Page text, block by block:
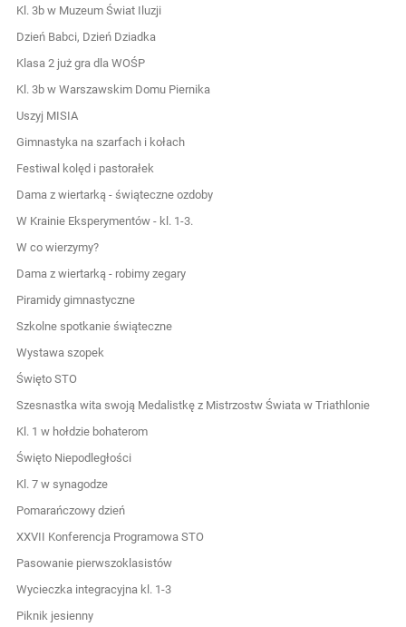
Kl. 3b w Muzeum Świat Iluzji
Dzień Babci, Dzień Dziadka
Klasa 2 już gra dla WOŚP
Kl. 3b w Warszawskim Domu Piernika
Uszyj MISIA
Gimnastyka na szarfach i kołach
Festiwal kolęd i pastorałek
Dama z wiertarką - świąteczne ozdoby
W Krainie Eksperymentów - kl. 1-3.
W co wierzymy?
Dama z wiertarką - robimy zegary
Piramidy gimnastyczne
Szkolne spotkanie świąteczne
Wystawa szopek
Święto STO
Szesnastka wita swoją Medalistkę z Mistrzostw Świata w Triathlonie
Kl. 1 w hołdzie bohaterom
Święto Niepodległości
Kl. 7 w synagodze
Pomarańczowy dzień
XXVII Konferencja Programowa STO
Pasowanie pierwszoklasistów
Wycieczka integracyjna kl. 1-3
Piknik jesienny